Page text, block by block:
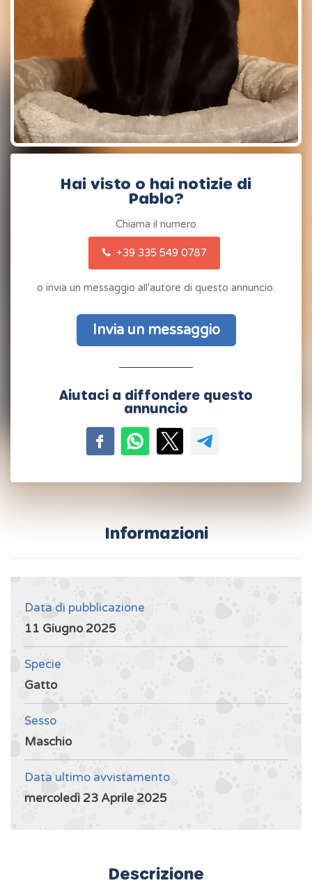
Hai visto o hai notizie di
Pablo?
Chiama il numero
+39 335 549 0787
o invia un messaggio all'autore di questo annuncio.
Invia un messaggio
Aiutaci a diffondere questo
annuncio
Informazioni
Data di pubblicazione
11 Giugno 2025
Specie
Gatto
Sesso
Maschio
Data ultimo avvistamento
mercoledì 23 Aprile 2025
Descrizione